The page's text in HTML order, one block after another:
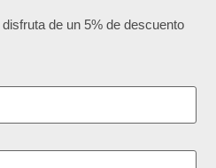
de un 5% de descuento